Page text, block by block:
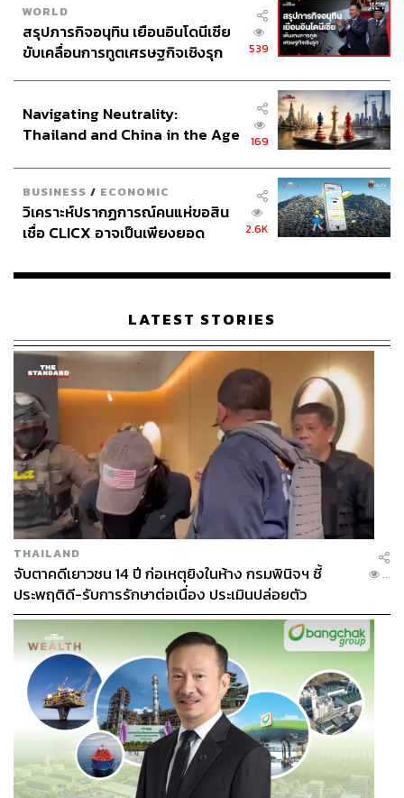
WORLD
สรุปภารกิจอนุทิน เยือนอินโดนีเซีย
ขับเคลื่อนการทูตเศรษฐกิจเชิงรุก
539
Navigating Neutrality:
Thailand and China in the Age
169
BUSINESS / ECONOMIC
วิเคราะห์ปรากฏการณ์คนแห่ขอสิน
เชื่อ CLICX อาจเป็นเพียงยอด
เรือนไทยที่ถูกซุกไว้
2.6K
LATEST STORIES
THAILAND
จับตาคดีเยาวชน 14 ปี ก่อเหตุยิงในห้าง กรมพินิจฯ ชี้
ประพฤติดี-รับการรักษาต่อเนื่อง ประเมินปล่อยตัว
...